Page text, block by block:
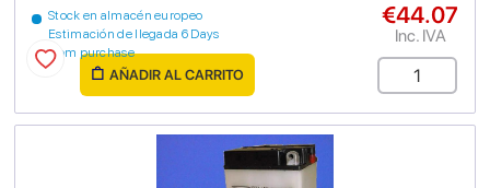
Stock en almacén europeo
Estimación de llegada 6 Days
from purchase
€44.07
Inc. IVA
AÑADIR AL CARRITO